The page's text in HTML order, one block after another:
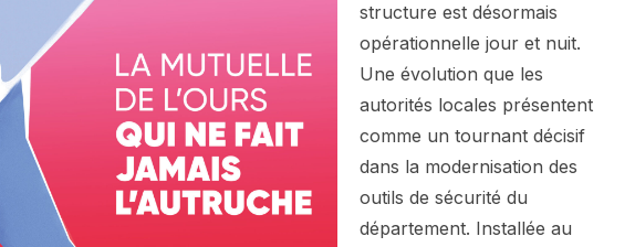
structure est désormais
opérationnelle jour et nuit.
Une évolution que les
autorités locales présentent
comme un tournant décisif
dans la modernisation des
outils de sécurité du
département. Installée au